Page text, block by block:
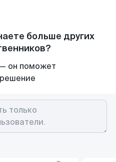
больше других
он поможет